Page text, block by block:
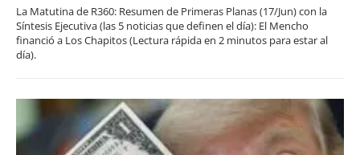
La Matutina de R360: Resumen de Primeras Planas (17/Jun) con la
Síntesis Ejecutiva (las 5 noticias que definen el día): El Mencho
financió a Los Chapitos (Lectura rápida en 2 minutos para estar al
día).